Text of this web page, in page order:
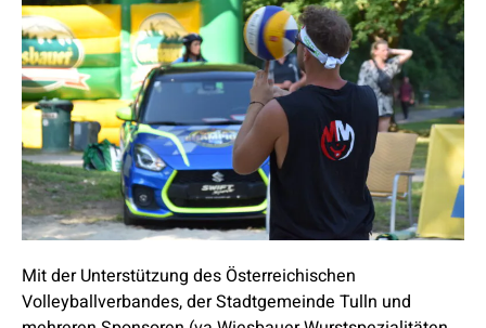
Mit der Unterstützung des Österreichischen
Volleyballverbandes, der Stadtgemeinde Tulln und